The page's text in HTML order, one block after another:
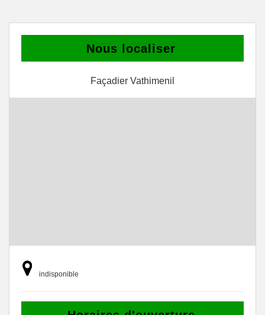
Nous localiser
Façadier Vathimenil
indisponible